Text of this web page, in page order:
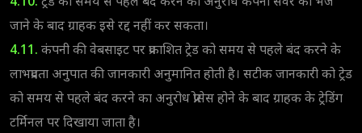
जाने के बाद ग्राहक इसे रद्द नहीं कर सकता।
4.11. कंपनी की वेबसाइट पर प्रकाशित ट्रेड को समय से पहले बंद करने के
लाभप्रदता अनुपात की जानकारी अनुमानित होती है। सटीक जानकारी को ट्रेड
को समय से पहले बंद करने का अनुरोध प्रोसेस होने के बाद ग्राहक के ट्रेडिंग
टर्मिनल पर दिखाया जाता है।